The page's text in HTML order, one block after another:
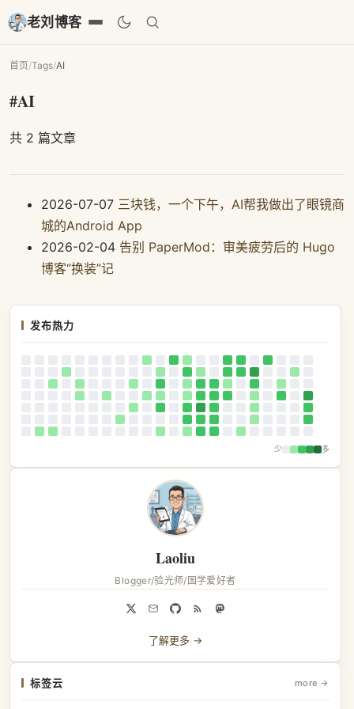
老刘博客
首页/Tags/AI
#AI
共 2 篇文章
2026-07-07 三块钱，一个下午，AI帮我做出了眼镜商
城的Android App
2026-02-04 告别 PaperMod：审美疲劳后的 Hugo
博客“换装”记
发布热力
少 多
Laoliu
Blogger/验光师/国学爱好者
了解更多 →
标签云 more →